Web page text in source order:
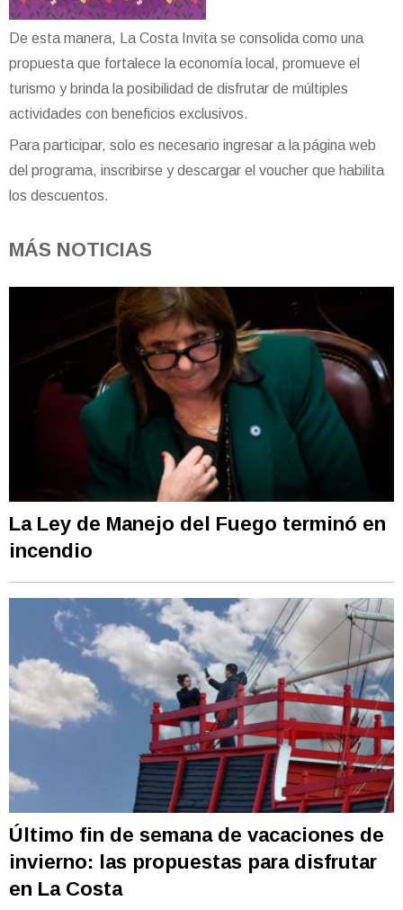
De esta manera, La Costa Invita se consolida como una
propuesta que fortalece la economía local, promueve el
turismo y brinda la posibilidad de disfrutar de múltiples
actividades con beneficios exclusivos.
Para participar, solo es necesario ingresar a la página web
del programa, inscribirse y descargar el voucher que habilita
los descuentos.
MÁS NOTICIAS
La Ley de Manejo del Fuego terminó en
incendio
Último fin de semana de vacaciones de
invierno: las propuestas para disfrutar
en La Costa